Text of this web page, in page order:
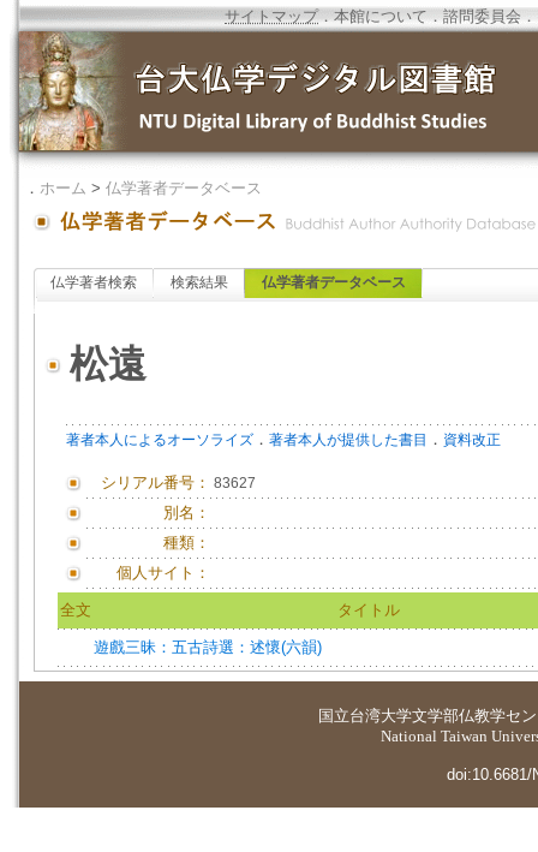
サイトマップ．本館について ．諮問委員会 ．
． ホーム > 仏学著者データベース
仏学著者検索 検索結果 仏学著者データベース
松遠
著者本人によるオーソライズ ． 著者本人が提供した書目 ． 資料改正
シリアル番号： 83627
別名：
種類：
個人サイト：
全文 タイトル
遊戲三昧：五古詩選：述懷(六韻)
国立台湾大学文学部仏教学セ
National Taiwan
doi:10.6681/